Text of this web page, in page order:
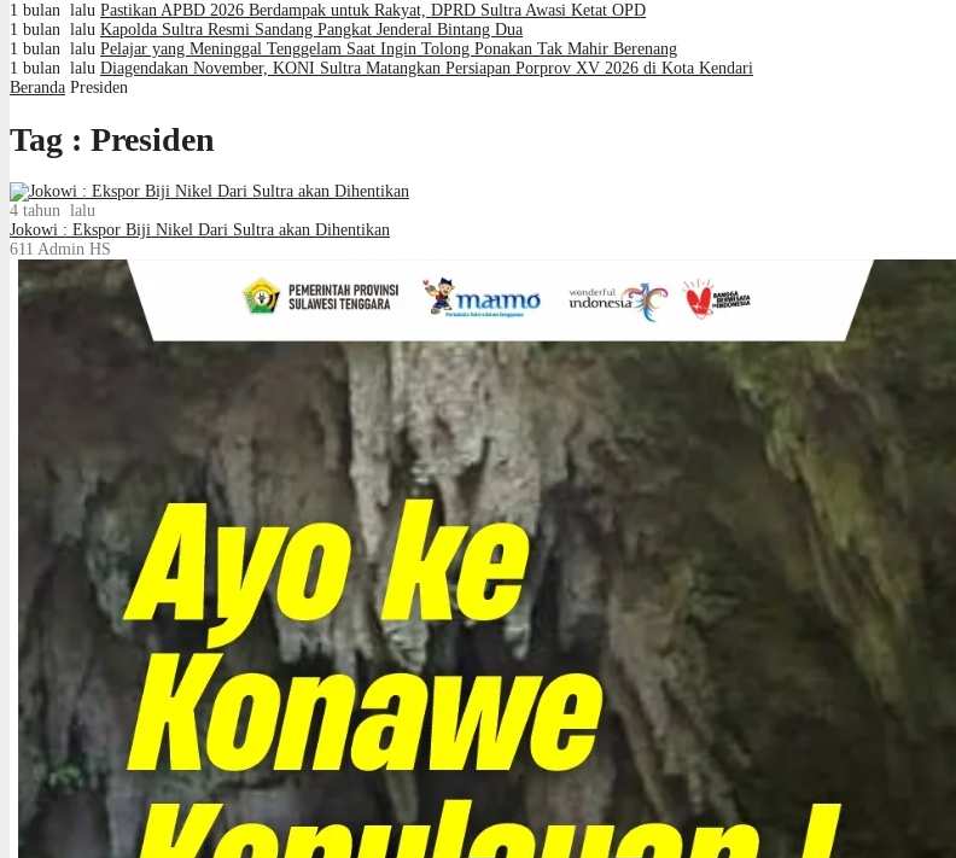
1 bulan lalu Pastikan APBD 2026 Berdampak untuk Rakyat, DPRD Sultra Awasi Ketat OPD
1 bulan lalu Kapolda Sultra Resmi Sandang Pangkat Jenderal Bintang Dua
1 bulan lalu Pelajar yang Meninggal Tenggelam Saat Ingin Tolong Ponakan Tak Mahir Berenang
1 bulan lalu Diagendakan November, KONI Sultra Matangkan Persiapan Porprov XV 2026 di Kota Kendari
Beranda Presiden
Tag : Presiden
4 tahun lalu
Jokowi : Ekspor Biji Nikel Dari Sultra akan Dihentikan
611 Admin HS